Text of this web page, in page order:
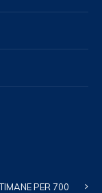
PER 700